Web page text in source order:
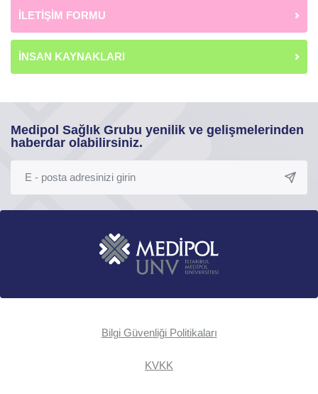
İLETİŞİM FORMU
İNSAN KAYNAKLARI
Medipol Sağlık Grubu yenilik ve gelişmelerinden
haberdar olabilirsiniz.
Bilgi Güvenliği Politikaları
KVKK